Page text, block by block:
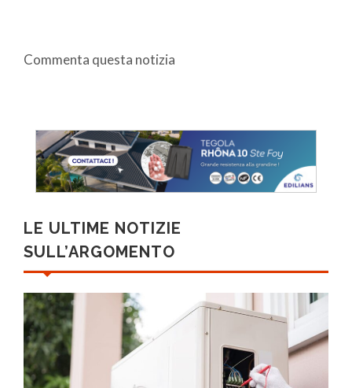
Commenta questa notizia
LE ULTIME NOTIZIE
SULL’ARGOMENTO